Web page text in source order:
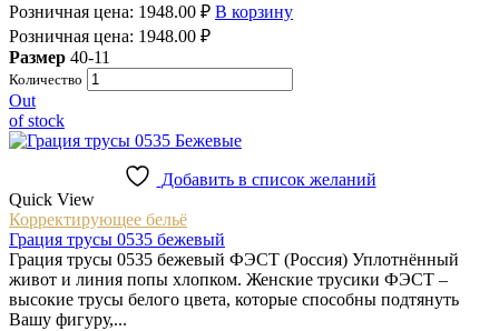
Розничная цена: 1948.00 ₽ В корзину
Розничная цена: 1948.00 ₽
Размер 40-11
Количество
Out
of stock
Добавить в список желаний
Quick View
Корректирующее бельё
Грация трусы 0535 бежевый
Грация трусы 0535 бежевый ФЭСТ (Россия) Уплотнённый
живот и линия попы хлопком. Женские трусики ФЭСТ –
высокие трусы белого цвета, которые способны подтянуть
Вашу фигуру,...